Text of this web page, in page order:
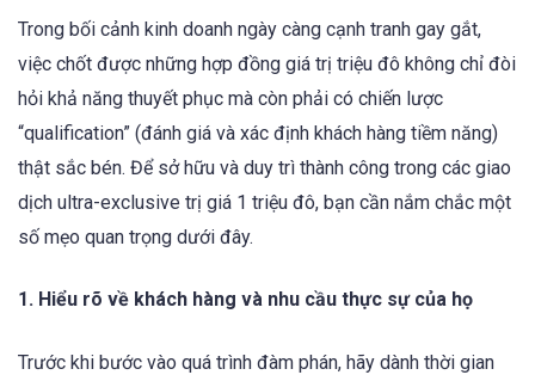
Trong bối cảnh kinh doanh ngày càng cạnh tranh gay gắt,
việc chốt được những hợp đồng giá trị triệu đô không chỉ đòi
hỏi khả năng thuyết phục mà còn phải có chiến lược
“qualification” (đánh giá và xác định khách hàng tiềm năng)
thật sắc bén. Để sở hữu và duy trì thành công trong các giao
dịch ultra-exclusive trị giá 1 triệu đô, bạn cần nắm chắc một
số mẹo quan trọng dưới đây.
1. Hiểu rõ về khách hàng và nhu cầu thực sự của họ
Trước khi bước vào quá trình đàm phán, hãy dành thời gian